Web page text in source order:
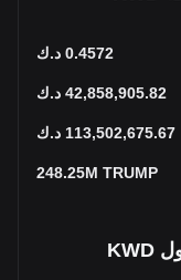
0.4572 د.ك
42,858,905.82 د.ك
113,502,675.67 د.ك
248.25M TRUMP